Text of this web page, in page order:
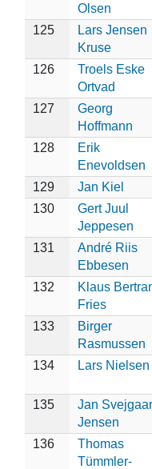
Olsen
125
Lars Jensen
Kruse
126
Troels Eske
Ortvad
127
Georg
Hoffmann
128
Erik
Enevoldsen
129 Jan Kiel
130
Gert Juul
Jeppesen
131
André Riis
Ebbesen
132
Klaus
Fries
133
Birger
Rasmussen
134 Lars Nielsen
135
Jan
Jensen
136
Thomas
Tümmler-